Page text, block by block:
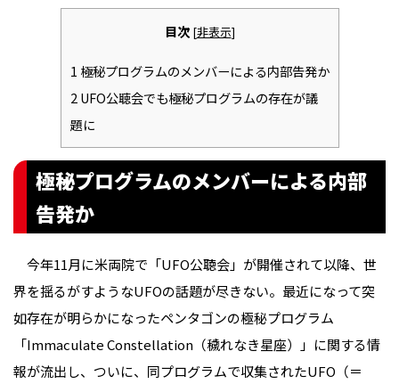
目次 [非表示]
1 極秘プログラムのメンバーによる内部告発か
2UFO公聴会でも極秘プログラムの存在が議
題に
極秘プログラムのメンバーによる内部
告発か
今年11月に米両院で「UFO公聴会」が開催されて以降、世
界を揺るがすようなUFOの話題が尽きない。最近になって突
如存在が明らかになったペンタゴンの極秘プログラム
「Immaculate Constellation（穢れなき星座）」に関する情
報が流出し、ついに、同プログラムで収集されたUFO（＝